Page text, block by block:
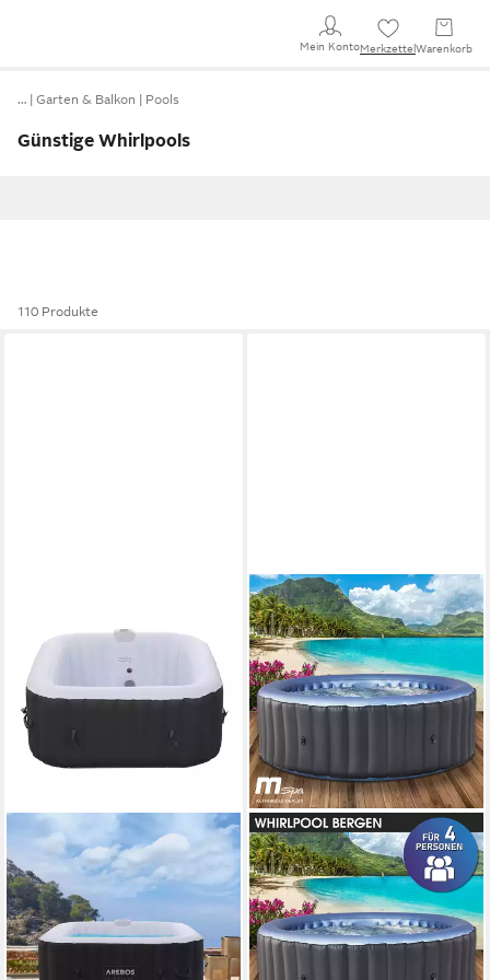
Mein KontoMerkzettel Warenkorb
… Garten & Balkon Pools
Günstige Whirlpools
110 Produkte